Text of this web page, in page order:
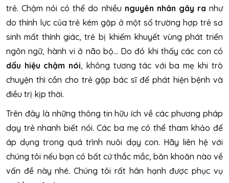
trẻ. Chậm nói có thể do nhiều nguyên nhân gây ra như
do thính lực của trẻ kém gặp ở một số trường hợp trẻ sơ
sinh mất thính giác, trẻ bị khiếm khuyết vùng phát triển
ngôn ngữ, hành vi ở não bộ… Do đó khi thấy các con có
dấu hiệu chậm nói, không tương tác với ba mẹ khi trò
chuyện thì cần cho trẻ gặp bác sĩ để phát hiện bệnh và
điều trị kịp thời.
Trên đây là những thông tin hữu ích về các phương pháp
dạy trẻ nhanh biết nói. Các ba mẹ có thể tham khảo để
áp dụng trong quá trình nuôi dạy con. Hãy liên hệ với
chúng tôi nếu bạn có bất cứ thắc mắc, băn khoăn nào về
vấn đề này nhé. Chúng tôi rất hân hạnh được phục vụ